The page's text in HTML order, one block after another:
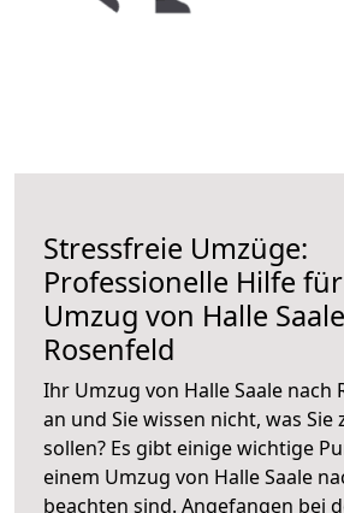
Stressfreie Umzüge:
Professionelle Hilfe
Umzug von Halle
Rosenfeld
Ihr Umzug von Halle Saale nach
an und Sie wissen nicht, was Sie
sollen? Es gibt einige wichtige
einem Umzug von Halle Saale
beachten sind. Angefangen bei